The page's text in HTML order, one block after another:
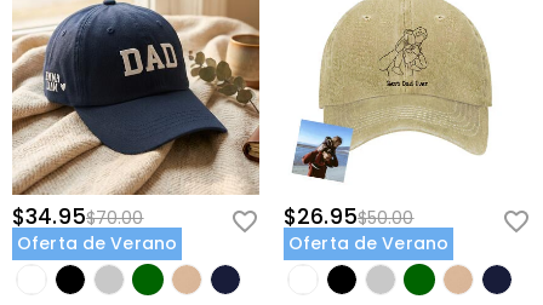
$34.95$70.00
Oferta de Verano
$26.95$50.00
Oferta de Verano